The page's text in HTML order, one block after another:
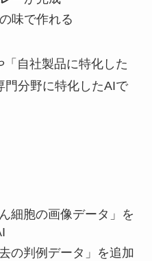
味で作れる
自社製品に特化した
門分野に特化したAIで
細胞の画像データ」を
の判例データ」を追加